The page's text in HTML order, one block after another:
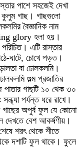
পাশে সহজেই দেখা
কুলুম গাছ। গাছগুলো
বৈজ্ঞানিক নাম
glory হলা হয়।
এটি রাস্তার
ঘাটে, চোখে পড়ত।
বা ঢোলকলমি।
গুল্ম প্রজাতির
গাছটি ১০ থেক ৩০
পর্যন্ত ধরে রাখে।
গাছের অপুর্ব ফুল যে কোনো
দেখতে বেশ আকর্ষণীয়।
শরৎ থেকে শীতে
দশাটি ফুল থাকে। ফুলে